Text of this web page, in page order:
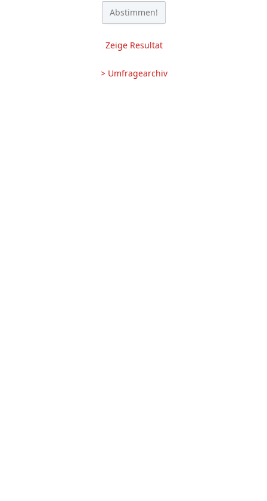
Zeige Resultat
> Umfragearchiv